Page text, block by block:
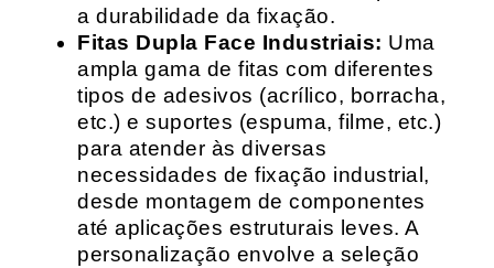
a durabilidade da fixação.
Fitas Dupla Face Industriais: Uma
ampla gama de fitas com diferentes
tipos de adesivos (acrílico, borracha,
etc.) e suportes (espuma, filme, etc.)
para atender às diversas
necessidades de fixação industrial,
desde montagem de componentes
até aplicações estruturais leves. A
personalização envolve a seleção